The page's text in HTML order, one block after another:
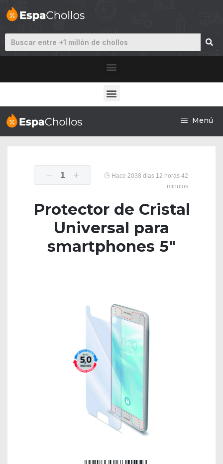
Menú
1
Hace 2038 dias 12 horas 42
minutos
Protector de Cristal
Universal para
smartphones 5″